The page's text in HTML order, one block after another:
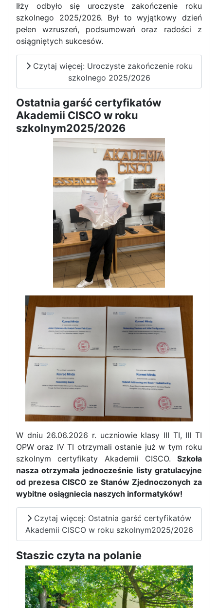
Pierwszy tydzień praktyk
zawodowych naszych uczniów
w Portugalii za nami!
Iłży odbyło się uroczyste zakończenie roku
szkolnego 2025/2026. Był to wyjątkowy dzień
pełen wzruszeń, podsumowań oraz radości z
osiągniętych sukcesów.
Czytaj więcej: Uroczyste zakończenie roku
szkolnego 2025/2026
Ostatnia garść certyfikatów
Akademii CISCO w roku
szkolnym2025/2026
W dniu 26.06.2026 r. uczniowie klasy III TI, III TI
OPW oraz IV TI otrzymali ostanie już w tym roku
szkolnym certyfikaty Akademii CISCO. Szkoła
nasza otrzymała jednocześnie listy gratulacyjne
od prezesa CISCO ze Stanów Zjednoczonych za
wybitne osiągniecia naszych informatyków!
Czytaj więcej: Ostatnia garść certyfikatów
Akademii CISCO w roku szkolnym2025/2026
Staszic czyta na polanie